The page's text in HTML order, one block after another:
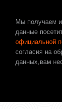
Мы получаем
данные
официальной
согласия на
данных,вам